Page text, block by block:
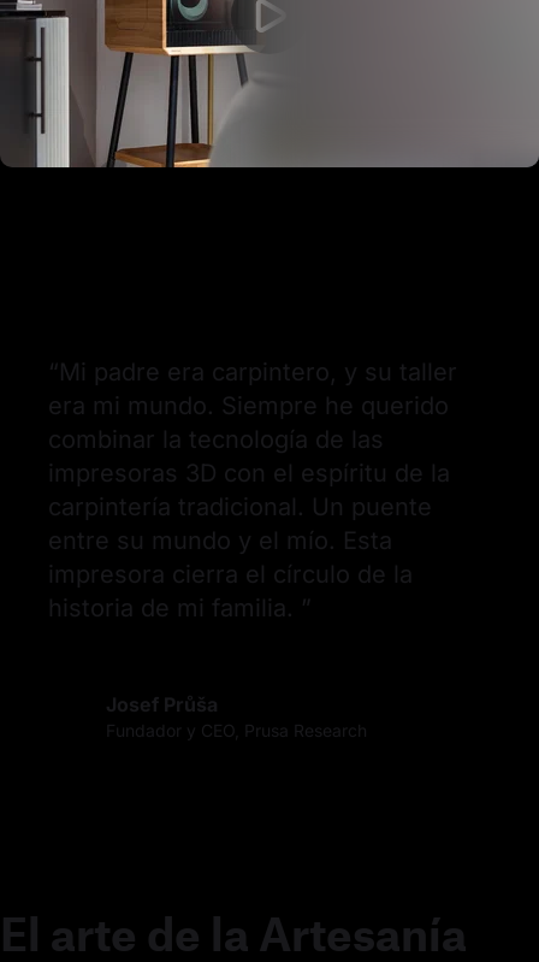
“Mi padre era carpintero, y su taller
era mi mundo. Siempre he querido
combinar la tecnología de las
impresoras 3D con el espíritu de la
carpintería tradicional. Un puente
entre su mundo y el mío. Esta
impresora cierra el círculo de la
historia de mi familia. ”
Josef Průša
Fundador y CEO, Prusa Research
El arte de la Artesanía